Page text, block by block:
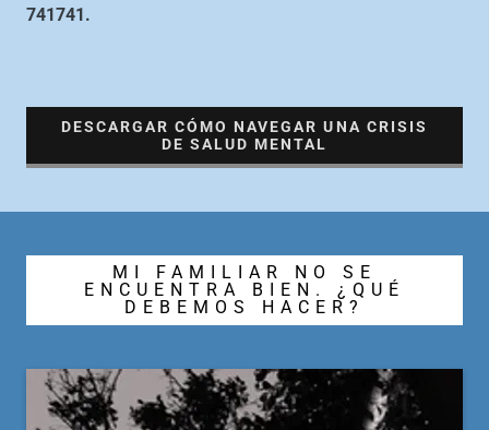
741741.
DESCARGAR CÓMO NAVEGAR UNA CRISIS
DE SALUD MENTAL
MI FAMILIAR NO SE
ENCUENTRA BIEN. ¿QUÉ
DEBEMOS HACER?